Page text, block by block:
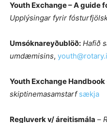
Youth Exchange – A guide
Upplýsingar fyrir
Umsóknareyðublöð: Hafið
umdæmisins,
Youth Exchange Handbook
skiptinemasamstarf sækja
Regluverk v/ áreitismála –